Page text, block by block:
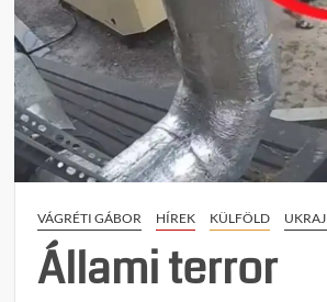
VÁGRÉTI GÁBOR HÍREK KÜLFÖLD
Állami terror